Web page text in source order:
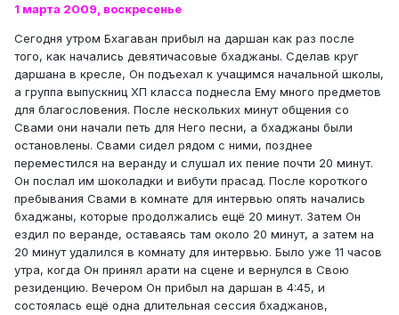
1 марта 2009, воскресенье
Сегодня утром Бхагаван прибыл на даршан как раз после
того, как начались девятичасовые бхаджаны. Сделав круг
даршана в кресле, Он подъехал к учащимся начальной школы,
а группа выпускниц ХП класса поднесла Ему много предметов
для благословения. После нескольких минут общения со
Свами они начали петь для Него песни, а бхаджаны были
остановлены. Свами сидел рядом с ними, позднее
переместился на веранду и слушал их пение почти 20 минут.
Он послал им шоколадки и вибути прасад. После короткого
пребывания Свами в комнате для интервью опять начались
бхаджаны, которые продолжались ещё 20 минут. Затем Он
ездил по веранде, оставаясь там около 20 минут, а затем на
20 минут удалился в комнату для интервью. Было уже 11 часов
утра, когда Он принял арати на сцене и вернулся в Свою
резиденцию. Вечером Он прибыл на даршан в 4:45, и
состоялась ещё одна длительная сессия бхаджанов,